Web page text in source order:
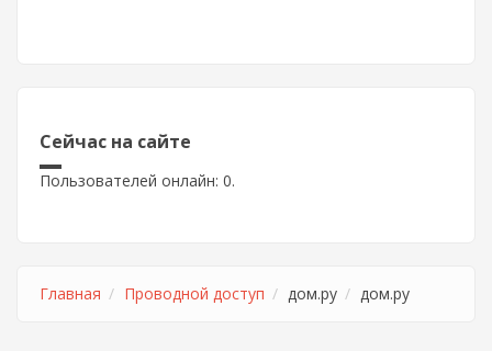
Сейчас на сайте
Пользователей онлайн: 0.
Главная Проводной доступ дом.ру дом.ру